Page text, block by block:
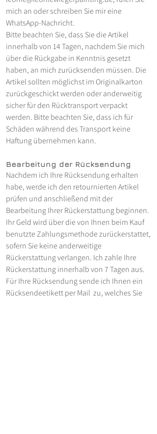
mich an oder schreiben Sie mir eine
WhatsApp-Nachricht.
Bitte beachten Sie, dass Sie die Artikel
innerhalb von 14 Tagen, nachdem Sie mich
über die Rückgabe in Kenntnis gesetzt
haben, an mich zurücksenden müssen. Die
Artikel sollten möglichst im Originalkarton
zurückgeschickt werden oder anderweitig
sicher für den Rücktransport verpackt
werden. Bitte beachten Sie, dass ich für
Schäden während des Transport keine
Haftung übernehmen kann.
Bearbeitung der Rücksendung
Nachdem ich Ihre Rücksendung erhalten
habe, werde ich den retournierten Artikel
prüfen und anschließend mit der
Bearbeitung Ihrer Rückerstattung beginnen.
Ihr Geld wird über die von Ihnen beim Kauf
benutzte Zahlungsmethode zurückerstattet,
sofern Sie keine anderweitige
Rückerstattung verlangen. Ich zahle Ihre
Rückerstattung innerhalb von 7 Tagen aus.
Für Ihre Rücksendung sende ich Ihnen ein
Rücksendeetikett per Mail zu, welches Sie